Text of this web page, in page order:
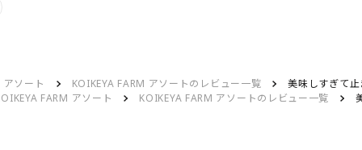
アソート KOIKEYA FARM アソートのレビュー一覧
美味しすぎて
FARM アソート
KOIKEYA FARM アソートのレビュー一覧